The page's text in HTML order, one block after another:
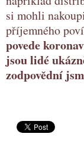
si mohli
příjemného
povede
jsou lidé
zodpovědní